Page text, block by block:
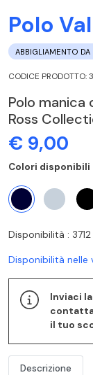
Polo
ABBIGLIAMENTO DA
CODICE
Polo
Ross
€ 9,00
Colori disponibili
Disponibilità : 3712
Disponibilità nelle
Inviaci
il tuo
Descrizione